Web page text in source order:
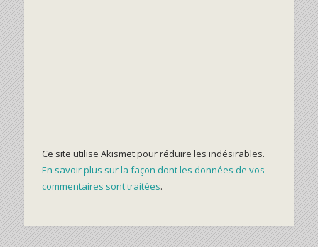
Ce site utilise Akismet pour réduire les indésirables.
En savoir plus sur la façon dont les données de vos
commentaires sont traitées.